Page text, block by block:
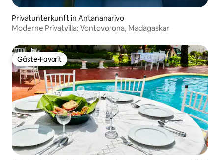
Privatunterkunft in Antananarivo
Moderne Privatvilla: Vontovorona, Madagaskar
Gäste-Favorit
Gäste-Favorit